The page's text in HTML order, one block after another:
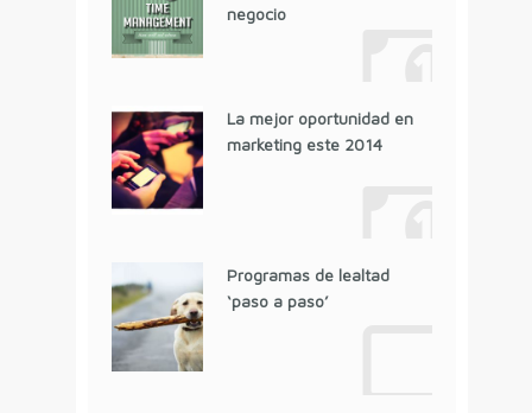
negocio
La mejor oportunidad en
marketing este 2014
Programas de lealtad
‘paso a paso’